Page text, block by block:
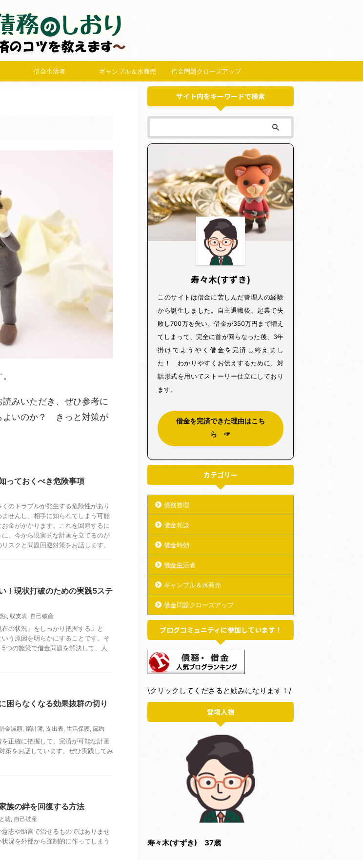
借金生活者 ギャンブル＆水商売 借金問題クローズアップ
みいただき、ぜひ参考に
よいのか？ きっと対策が
っておくべき危険事項
のトラブルが発生する危険性があり
せんし、相手に知られてしまう可能
金がかかります。これを回避するに
、今から現実的な計画を立てるのが
スクと問題回避対策をお話します。
！現状打破のための実践5ステ
, 収支表, 自己破産
の状況」をしっかり把握すること
う原因を明らかにすることです。そ
つの施策で借金問題を解決して、人
困らなくなる効果抜群の切り
金減額, 家計簿, 支出表, 生活保護, 節約
正確に把握して、完済が可能な計画
策をお話しています。ぜひ実践してみ
族の絆を回復する方法
嘘, 自己破産
志や助言で治せるものではありませ
況を外部から強制的に作ってしまう
サイト内をキーワードで検索
寿々木(すずき)
このサイトは借金に苦しんだ管理人の経験
から誕生しました。自主退職後、起業で失
敗し700万を失い、借金が350万円まで増え
てしまって、完全に首が回らなった後、3年
掛けてようやく借金を完済し終えまし
た！ わかりやすくお伝えするために、対
話形式を用いてストーリー仕立にしており
ます。
借金を完済できた理由はこち
ら ☞
カテゴリー
債務整理
借金相談
借金時効
借金生活者
ギャンブル＆水商売
借金問題クローズアップ
ブログコミュニティに参加しています！
\クリックしてくださると励みになります！/
登場人物
寿々木(すずき) 37歳